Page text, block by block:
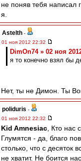
не поняв тебя написал
я.
Astelth -
01 ноя 2012 22:32
DimOn74 » 02 ноя
я то конечно взял бы
Нет, ты не Димон. Ты
poliduris -
01 ноя 2012 22:32
Kid Amnesiac , Кто нас
Глумятся - да, благо
столько, что с десяток
не хватит. Не боится